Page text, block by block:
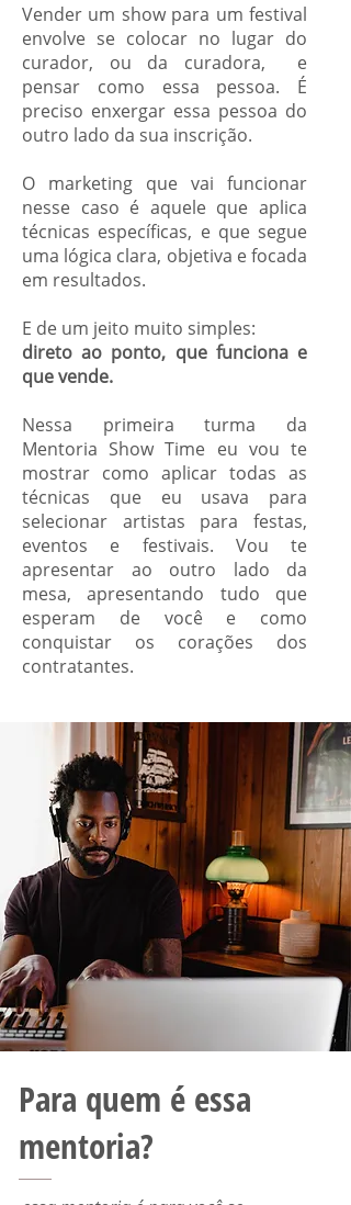
Vender um show para um festival
envolve se colocar no lugar do
curador, ou da curadora, e
pensar como essa pessoa. É
preciso enxergar essa pessoa do
outro lado da sua inscrição.
O marketing que vai funcionar
nesse caso é aquele que aplica
técnicas específicas, e que segue
uma lógica clara, objetiva e focada
em resultados.
E de um jeito muito simples:
direto ao ponto, que funciona e
que vende.
Nessa primeira turma da
Mentoria Show Time eu vou te
mostrar como aplicar todas as
técnicas que eu usava para
selecionar artistas para festas,
eventos e festivais. Vou te
apresentar ao outro lado da
mesa, apresentando tudo que
esperam de você e como
conquistar os corações dos
contratantes.
Para quem é essa
mentoria?